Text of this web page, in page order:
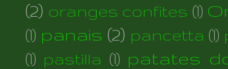
(2) oranges confites (1)
(1) panais (2) pancetta (1)
(1) pastilla (1) patates